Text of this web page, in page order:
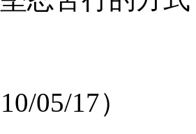
05/17）